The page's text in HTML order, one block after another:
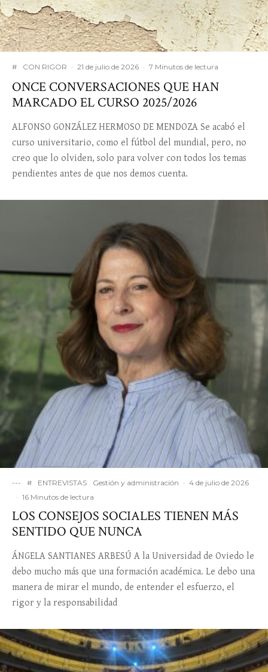
# CON RIGOR · 21 de julio de 2026 · 7 Minutos de lectura
ONCE CONVERSACIONES QUE HAN
MARCADO EL CURSO 2025/2026
ALFONSO GONZÁLEZ HERMOSO DE MENDOZA Se acabó el
curso universitario, como el fútbol del mundial, pero, no
creo que lo olviden, solo para volver con todos los temas
pendientes antes de que nos demos cuenta.
--- # ENTREVISTAS Gestión y administración · 4 de julio de 2026
· 16 Minutos de lectura
LOS CONSEJOS SOCIALES TIENEN MÁS
SENTIDO QUE NUNCA
ÁNGELA SANTIANES ARBESÚ A la Universidad de Oviedo le
debo mucho más que una formación académica. Le debo una
manera de mirar el mundo, de entender el esfuerzo, el
rigor y la responsabilidad